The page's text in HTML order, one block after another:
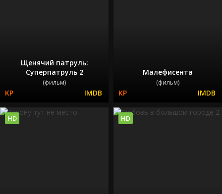
Щенячий патруль:
Суперпатруль 2
(фильм)
Малефисента
(фильм)
HD HD